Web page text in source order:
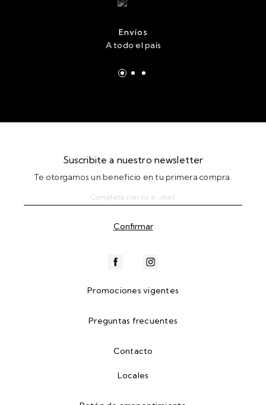
Envíos
A todo el país
Suscribite a nuestro newsletter
Te otorgamos un beneficio en tu primera compra.
Promociones vigentes
Preguntas frecuentes
Contacto
Locales